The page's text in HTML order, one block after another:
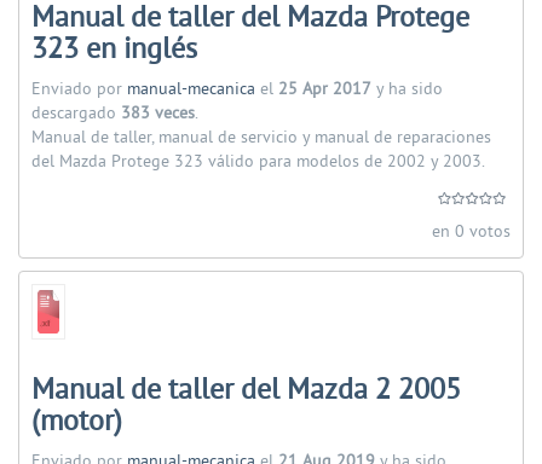
Manual de taller del Mazda Protege
323 en inglés
Enviado por manual-mecanica el 25 Apr 2017 y ha sido
descargado 383 veces.
Manual de taller, manual de servicio y manual de reparaciones
del Mazda Protege 323 válido para modelos de 2002 y 2003.
en 0 votos
Manual de taller del Mazda 2 2005
(motor)